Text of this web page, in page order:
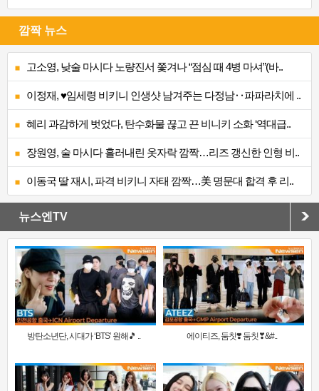
깜짝 뉴스
고소영, 낮술 마시다 노량진서 쫓겨나 “점심 때 4병 마셔”(바..
이정재, ♥임세령 비키니 인생샷 남겨주는 다정남‥파파라치에 ..
혜리 과감하게 벗었다, 탄수화물 끊고 끈 비니키 소화 ‘역대급..
장원영, 술 마시다 흘러내린 옷자락 깜짝…리즈 갱신한 인형 비..
이동국 딸 재시, 파격 비키니 자태 깜짝…美 명문대 합격 후 리..
뉴스엔TV
방탄소년단, 시대가 ‘BTS’ 원해🎵 .. 에이티즈, 둠칫❣️ 둠칫❣&#..